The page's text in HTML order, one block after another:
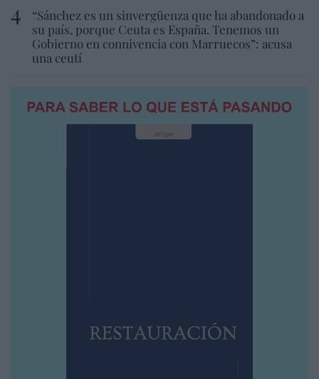
“Sánchez es un sinvergüenza que ha abandonado a
su país, porque Ceuta es España. Tenemos un
Gobierno en connivencia con Marruecos”: acusa
una ceutí